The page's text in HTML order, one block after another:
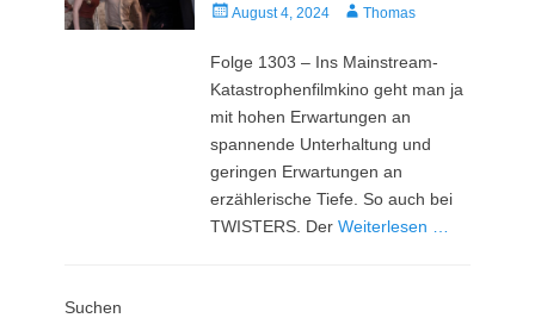
Veröffentlicht
August 4, 2024 AutorThomas
Folge 1303 – Ins Mainstream-
Katastrophenfilmkino geht man ja
mit hohen Erwartungen an
spannende Unterhaltung und
geringen Erwartungen an
erzählerische Tiefe. So auch bei
TWISTERS. DerWeiterlesen …
Suchen